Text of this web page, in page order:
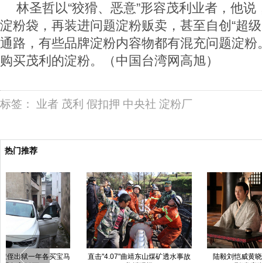
林圣哲以“狡猾、恶意”形容茂利业者，他
淀粉袋，再装进问题淀粉贩卖，甚至自创“超
通路，有些品牌淀粉内容物都有混充问题淀
购买茂利的淀粉。（中国台湾网高旭）
标签： 业者 茂利 假扣押 中央社 淀粉厂
热门推荐
直击"4.07"曲靖东山煤矿透水事故
陆毅刘恺威黄晓明吴奇隆 电视